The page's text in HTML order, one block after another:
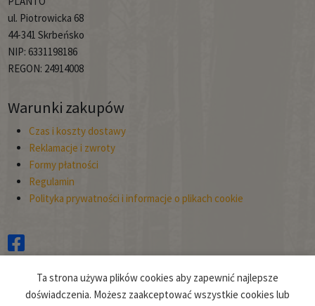
ul. Piotrowicka 68
44-341 Skrbeńsko
NIP: 6331198186
REGON: 24914008
Warunki zakupów
Czas i koszty dostawy
Reklamacje i zwroty
Formy płatności
Regulamin
Polityka prywatności i informacje o plikach cookie
Copyright © 2026
Planto.
Ta strona używa plików cookies aby zapewnić najlepsze
doświadczenia. Możesz zaakceptować wszystkie cookies lub